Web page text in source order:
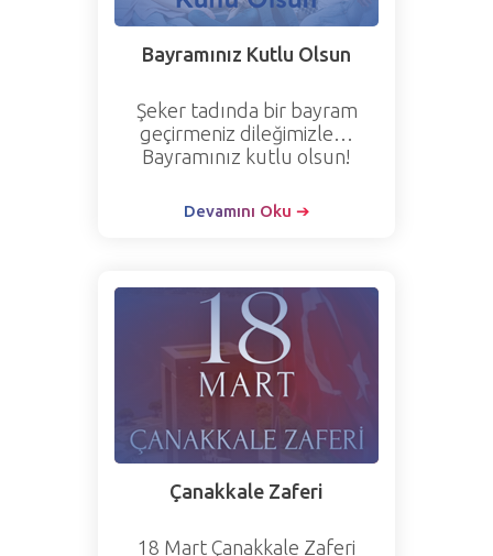
Bayramınız Kutlu Olsun
Şeker tadında bir bayram
geçirmeniz dileğimizle…
Bayramınız kutlu olsun!
Devamını Oku ➔
Çanakkale Zaferi
18 Mart Çanakkale Zaferi